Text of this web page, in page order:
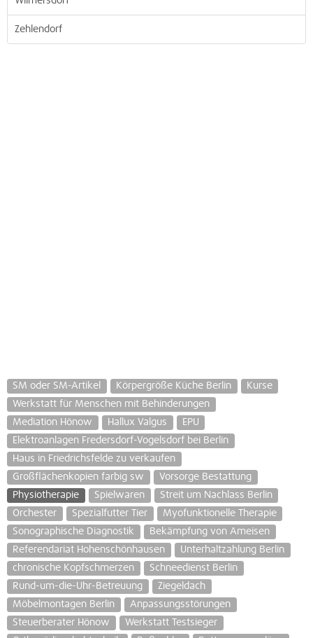
Zehlendorf
SM oder SM-Artikel Körpergröße Küche Berlin
Kurse
Werkstatt für Menschen mit Behinderungen
Mediation Hönow
Hallux Valgus
EPU
Elektroanlagen Fredersdorf-Vogelsdorf bei Berlin
Haus in Friedrichsfelde zu verkaufen
Großflächenkopien farbig sw
Vorsorge Bestattung
Physiotherapie
Spielwaren
Streit um Nachlass Berlin
Orchester
Spezialfutter Tier
Myofunktionelle Therapie
Sonographische Diagnostik
Bekämpfung von Ameisen
Referendariat Hohenschönhausen
Unterhaltzahlung Berlin
chronische Kopfschmerzen
Schneedienst Berlin
Rund-um-die-Uhr-Betreuung
Ziegeldach
Möbelmontagen Berlin
Anpassungsstörungen
Steuerberater Hönow
Werkstatt Testsieger